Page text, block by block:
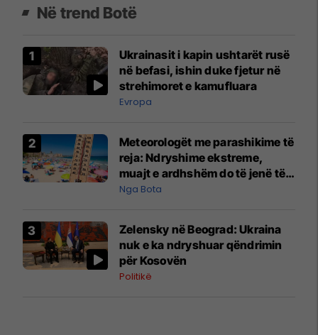
Në trend Botë
Ukrainasit i kapin ushtarët rusë
në befasi, ishin duke fjetur në
strehimoret e kamufluara
Evropa
Meteorologët me parashikime të
reja: Ndryshime ekstreme,
muajt e ardhshëm do të jenë të
pazakontë
Nga Bota
Zelensky në Beograd: Ukraina
nuk e ka ndryshuar qëndrimin
për Kosovën
Politikë